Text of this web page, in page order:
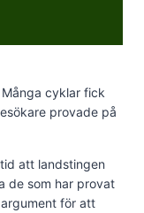
cyklar fick
provade på
att landstingen
de som har provat
för att